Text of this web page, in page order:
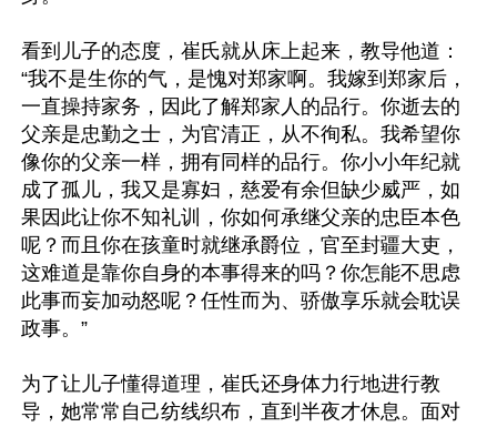
看到儿子的态度，崔氏就从床上起来，教导他道：
“我不是生你的气，是愧对郑家啊。我嫁到郑家后，
一直操持家务，因此了解郑家人的品行。你逝去的
父亲是忠勤之士，为官清正，从不徇私。我希望你
像你的父亲一样，拥有同样的品行。你小小年纪就
成了孤儿，我又是寡妇，慈爱有余但缺少威严，如
果因此让你不知礼训，你如何承继父亲的忠臣本色
呢？而且你在孩童时就继承爵位，官至封疆大吏，
这难道是靠你自身的本事得来的吗？你怎能不思虑
此事而妄加动怒呢？任性而为、骄傲享乐就会耽误
政事。”
为了让儿子懂得道理，崔氏还身体力行地进行教
导，她常常自己纺线织布，直到半夜才休息。面对